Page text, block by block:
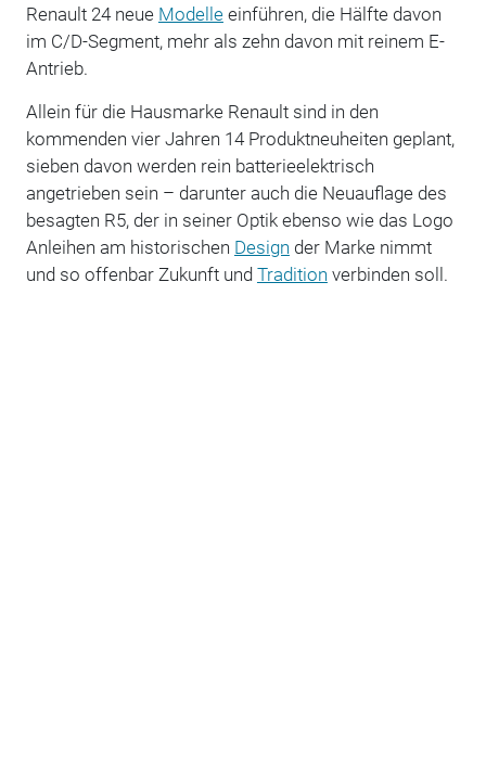
Renault 24 neue Modelleeinführen, die Hälfte davon
im C/D-Segment, mehr als zehn davon mit reinem E-
Antrieb.
Allein für die Hausmarke Renault sind in den
kommenden vier Jahren 14 Produktneuheiten geplant,
sieben davon werden rein batterieelektrisch
angetrieben sein – darunter auch die Neuauflage des
besagten R5, der in seiner Optik ebenso wie das Logo
Anleihen am historischen Design der Marke nimmt
und so offenbar Zukunft und Tradition verbinden soll.